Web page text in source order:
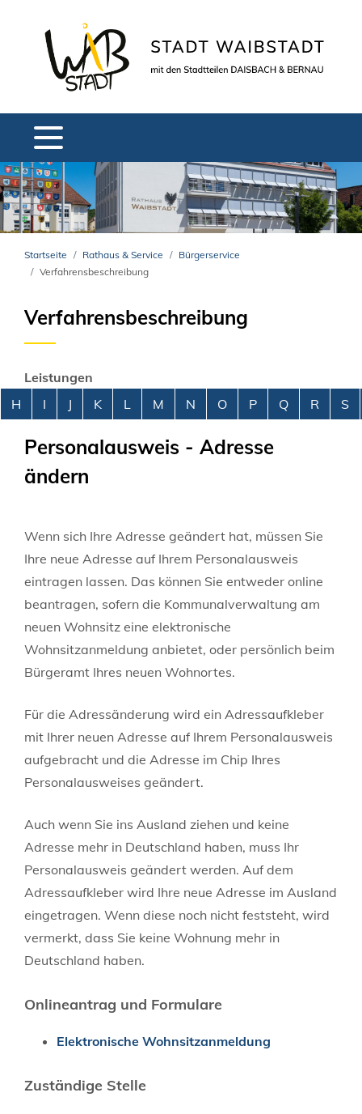
Startseite Rathaus & Service
Bürgerservice
Verfahrensbeschreibung
Verfahrensbeschreibung
Leistungen
Alphabetisches Register überspringen
H I J K L M N O P Q R S
Personalausweis - Adresse
ändern
Wenn sich Ihre Adresse geändert hat, müssen Sie
Ihre neue Adresse auf Ihrem Personalausweis
eintragen lassen. Das können Sie entweder online
beantragen, sofern die Kommunalverwaltung am
neuen Wohnsitz eine elektronische
Wohnsitzanmeldung anbietet, oder persönlich beim
Bürgeramt Ihres neuen Wohnortes.
Für die Adressänderung wird ein Adressaufkleber
mit Ihrer neuen Adresse auf Ihrem Personalausweis
aufgebracht und die Adresse im Chip Ihres
Personalausweises geändert.
Auch wenn Sie ins Ausland ziehen und keine
Adresse mehr in Deutschland haben, muss Ihr
Personalausweis geändert werden. Auf dem
Adressaufkleber wird Ihre neue Adresse im Ausland
eingetragen. Wenn diese noch nicht feststeht, wird
vermerkt, dass Sie keine Wohnung mehr in
Deutschland haben.
Onlineantrag und Formulare
Elektronische Wohnsitzanmeldung
Zuständige Stelle